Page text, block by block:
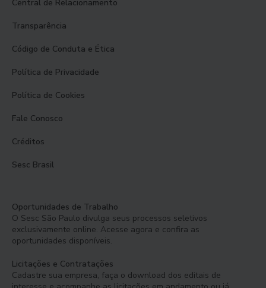
Central de Relacionamento
Transparência
Código de Conduta e Ética
Política de Privacidade
Política de Cookies
Fale Conosco
Créditos
Sesc Brasil
Oportunidades de Trabalho
O Sesc São Paulo divulga seus processos seletivos
exclusivamente online. Acesse agora e confira as
oportunidades disponíveis.
Licitações e Contratações
Cadastre sua empresa, faça o download dos editais de